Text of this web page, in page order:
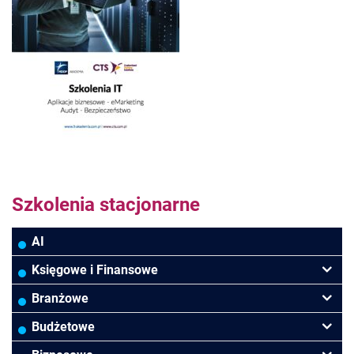
Szkolenia stacjonarne
AI
Księgowe i Finansowe
Podatki VAT/CIT/PIT
Rachunkowość
Branżowe
Banki
Budżetowe